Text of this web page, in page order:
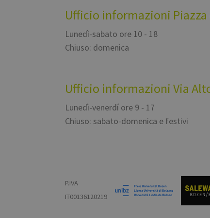
Ufficio informazioni Piazza
Lunedì-sabato ore 10 - 18
Chiuso: domenica
Ufficio informazioni Via
Lunedì-venerdí ore 9 - 17
Chiuso: sabato-domenica e festivi
P.IVA
IT00136120219